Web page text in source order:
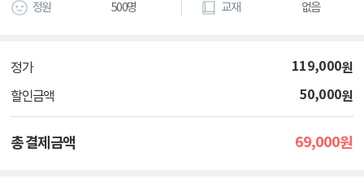
정원 500명 교재 없음
정가 119,000원
할인금액 50,000원
총 결제금액 69,000원